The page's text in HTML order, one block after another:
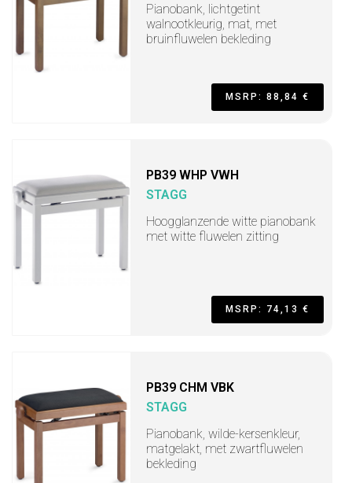
Pianobank, lichtgetint
walnootkleurig, mat, met
bruinfluwelen bekleding
MSRP: 88,84 €
PB39 WHP VWH
STAGG
Hoogglanzende witte pianobank
met witte fluwelen zitting
MSRP: 74,13 €
PB39 CHM VBK
STAGG
Pianobank, wilde-kersenkleur,
matgelakt, met zwartfluwelen
bekleding